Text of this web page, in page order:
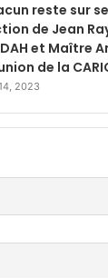
reste sur
de Jean
et Maître
de la
2023